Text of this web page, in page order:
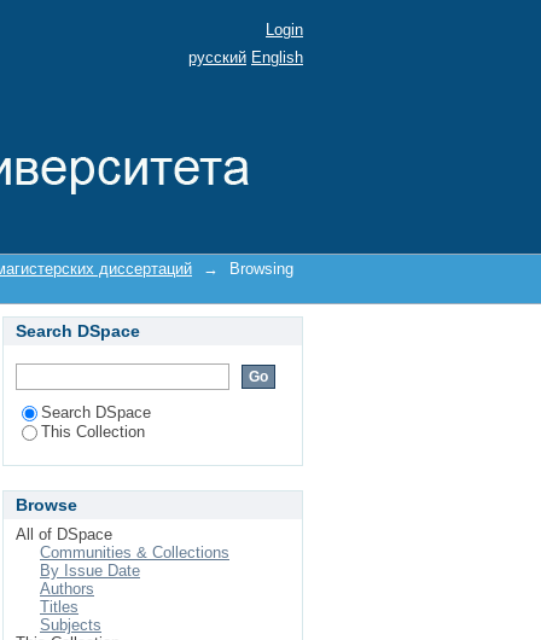
по защите
Login
русский English
диссертаций →
Browsing
Search DSpace
Search DSpace
This Collection
Browse
All of DSpace
Communities & Collections
By Issue Date
Authors
Titles
Subjects